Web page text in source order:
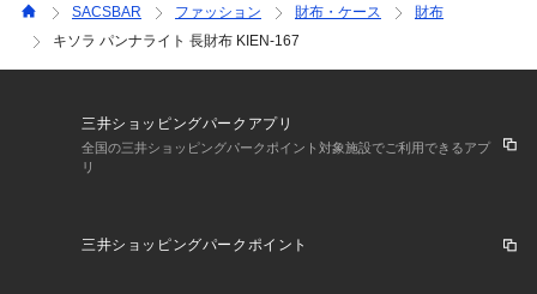
備考：日本製
● 商品の画像は、できるだけ商品に近いカラーにて掲載をして
おります。 お客様のモニターの発色または設定により、実際
の色味と異なる場合もあります。あらかじめご了承ください。
す。サイズはあくまでも目安としてお考えください。
SACSBAR ファッション 財布・ケース
財布
キソラ パンナライト 長財布 KIEN-167
三井ショッピングパークアプリ
全国の三井ショッピングパークポイント対象施設でご利用できるアプ
リ
三井ショッピングパークポイント